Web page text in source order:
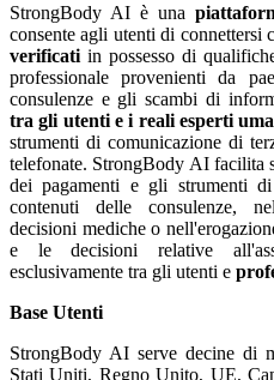
StrongBody AI è una
consente agli utenti di connettersi
verificati in possesso di
professionale provenienti da
consulenze e gli scambi di
tra gli utenti e i reali esperti
strumenti di comunicazione di
telefonate. StrongBody AI facilita
dei pagamenti e gli strumenti
contenuti delle consulenze,
decisioni mediche o
e le decisioni relative
esclusivamente tra gli utenti e
Base Utenti
StrongBody AI serve decine di
Stati Uniti, Regno Unito, UE,